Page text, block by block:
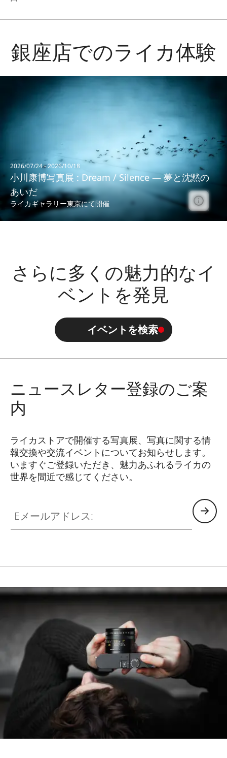
銀座店でのライカ体験
2026/07/24 - 2026/10/18
小川康博写真展 : Dream / Silence ― 夢と沈黙の
あいだ
ライカギャラリー東京にて開催
さらに多くの魅力的なイ
ベントを発見
イベントを検索
ニュースレター登録のご案
内
ライカストアで開催する写真展、写真に関する情
報交換や交流イベントについてお知らせします。
いますぐご登録いただき、魅力あふれるライカの
世界を間近で感じてください。